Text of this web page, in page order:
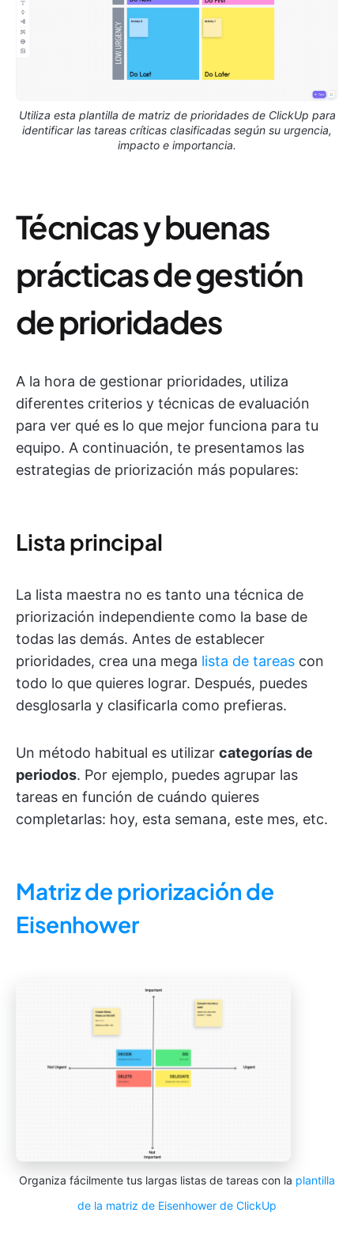
Utiliza esta plantilla de matriz de prioridades de ClickUp para
identificar las tareas críticas clasificadas según su urgencia,
impacto e importancia.
Técnicas y buenas
prácticas de gestión
de prioridades
A la hora de gestionar prioridades, utiliza
diferentes criterios y técnicas de evaluación
para ver qué es lo que mejor funciona para tu
equipo. A continuación, te presentamos las
estrategias de priorización más populares:
Lista principal
La lista maestra no es tanto una técnica de
priorización independiente como la base de
todas las demás. Antes de establecer
prioridades, crea una mega lista de tareas con
todo lo que quieres lograr. Después, puedes
desglosarla y clasificarla como prefieras.
Un método habitual es utilizar categorías de
periodos. Por ejemplo, puedes agrupar las
tareas en función de cuándo quieres
completarlas: hoy, esta semana, este mes, etc.
Matriz de priorización de
Eisenhower
Organiza fácilmente tus largas listas de tareas con la plantilla
de la matriz de Eisenhower de ClickUp